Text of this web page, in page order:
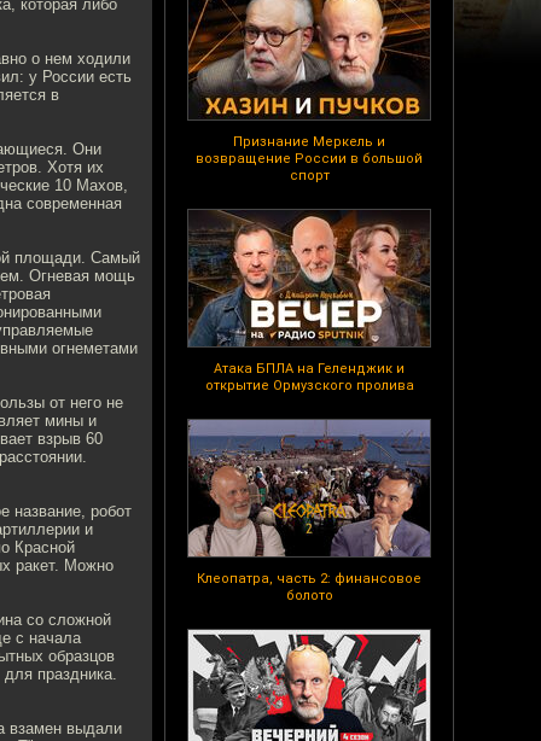
Признание Меркель и
возвращение России в большой
спорт
Атака БПЛА на Геленджик и
открытие Ормузского пролива
Клеопатра, часть 2: финансовое
болото
которая либо
о нем ходили
у России есть
в
Они
Хотя их
10 Махов,
современная
площади. Самый
Огневая мощь
огнеметами
от него не
мины и
взрыв 60
название, робот
и
Красной
ракет. Можно
со сложной
с начала
образцов
праздника.
взамен выдали